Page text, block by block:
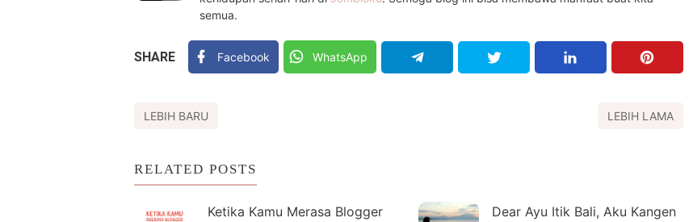
semua.
SHARE Facebook WhatsApp
LEBIH BARU LEBIH LAMA
RELATED POSTS
Ketika Kamu Merasa Blogger
Dear Ayu Itik Bali, Aku Kangen